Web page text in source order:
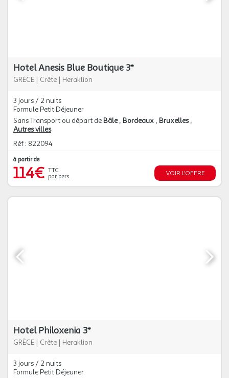
Hotel Anesis Blue Boutique 3*
GRÈCE | Crète | Heraklion
3 jours / 2 nuits
Formule Petit Déjeuner
Sans Transport ou départ de Bâle Bordeaux
Bruxelles
Autres villes
Réf : 822094
à partir de
114€ TTC
par pers.
VOIR L'OFFRE
Hotel Philoxenia 3*
GRÈCE | Crète | Heraklion
3 jours / 2 nuits
Formule Petit Déjeuner